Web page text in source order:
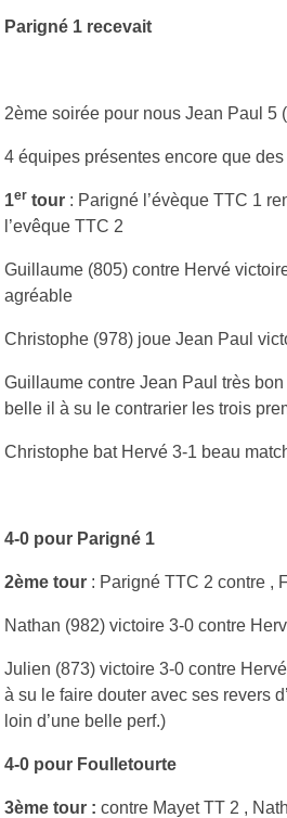
Parigné 1 recevait
2ème soirée pour nous Jean Paul 5
4 équipes présentes encore que des
1er tour : Parigné l’évèque TTC 1
l’evêque TTC 2
Guillaume (805) contre Hervé
agréable
Christophe (978) joue Jean Paul
Guillaume contre Jean Paul très
belle il à su le contrarier les trois
Christophe bat Hervé 3-1 beau
4-0 pour Parigné 1
2ème tour : Parigné TTC 2 contre ,
Nathan (982) victoire 3-0 contre
Julien (873) victoire 3-0 contre
à su le faire douter avec ses revers
loin d’une belle perf.)
4-0 pour Foulletourte
3ème tour : contre Mayet TT 2 ,